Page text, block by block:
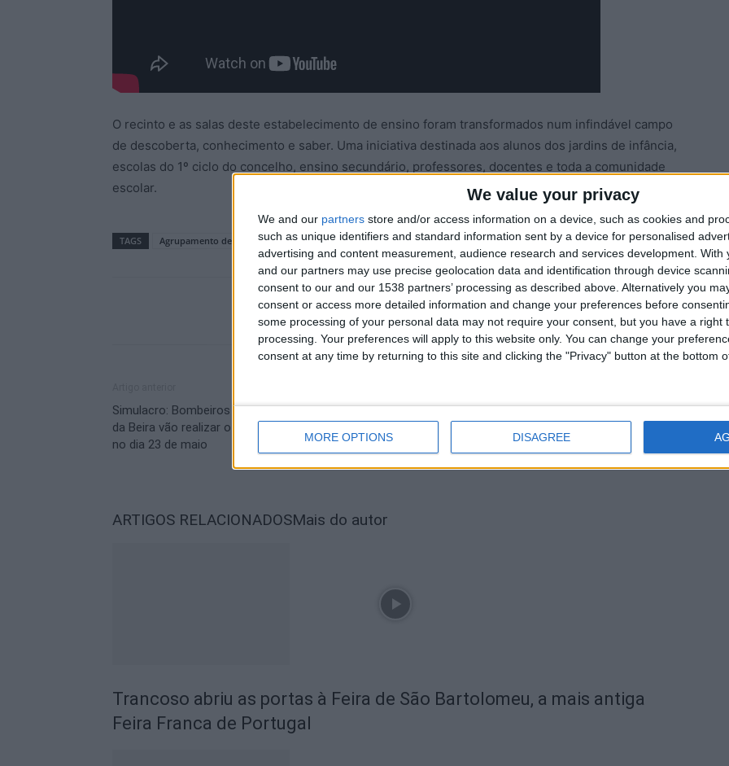
We value your privacy
We and our partners store and/or access information on a device, such as cookies and
such as unique identifiers and standard information sent by a device for personalised
advertising and content measurement, audience research and services development. With
and our partners may use precise geolocation data and identification through device
consent to our and our 1538 partners’ processing as described above. Alternatively you
consent or access more detailed information and change your preferences before
some processing of your personal data may not require your consent, but you have a right
processing. Your preferences will apply to this website only. You can change your
consent at any time by returning to this site and clicking the "Privacy" button at the bottom
MORE OPTIONS DISAGREE
O recinto e as salas deste estabelecimento de ensino foram transformados num infindável campo
de descoberta, conhecimento e saber. Uma iniciativa destinada aos alunos dos jardins de infância,
escolas do 1º ciclo do concelho, ensino secundário, professores, docentes e toda a comunidade
escolar.
TAGS Agrupamento de Escolas de Trancoso educação Open Day Trancoso
Simulacro: Bombeiros Voluntários de Celorico
da Beira vão realizar o Exercício “Sacadura 23”
no dia 23 de maio
Manteigas: IP apresentou solução para a
Estrada Nacional 338 que liga Piornos a
ARTIGOS RELACIONADOSMais do autor
Trancoso abriu as portas à Feira de São Bartolomeu, a mais antiga
Feira Franca de Portugal